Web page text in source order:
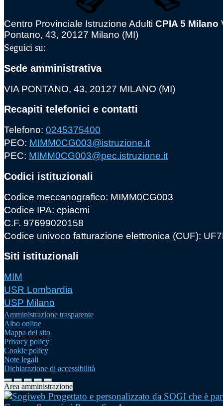
Centro Provinciale Istruzione Adulti CPIA 5 Milano
Pontano, 43, 20127 Milano (MI)
Seguici su:
Sede amministrativa
VIA PONTANO, 43, 20127 MILANO (MI)
Recapiti telefonici e contatti
Telefono: 0245375400
PEO: MIMM0CG003@istruzione.it
PEC: MIMM0CG003@pec.istruzione.it
Codici istituzionali
Codice meccanografico: MIMM0CG003
Codice IPA: cpiacmi
C.F. 97699020158
Codice univoco fatturazione elettronica (CUF):
Siti istituzionali
MIM
USR Lombardia
USP Milano
Amministrazione trasparente
Albo online
Mappa del sito
Privacy policy
Cookie policy
Note legali
Dichiarazione di accessibilità
Area amministrazione